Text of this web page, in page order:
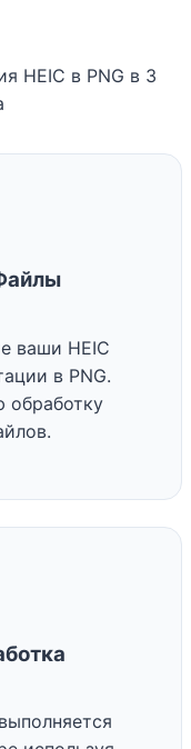
HEIC в PNG в 3
ваши HEIC
в PNG.
обработку